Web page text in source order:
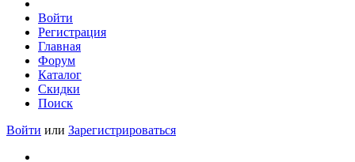
Войти
Регистрация
Главная
Форум
Каталог
Скидки
Поиск
Войти или Зарегистрироваться